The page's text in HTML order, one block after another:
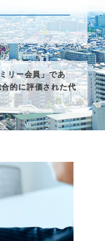
リー会員」であ
的に評価された代